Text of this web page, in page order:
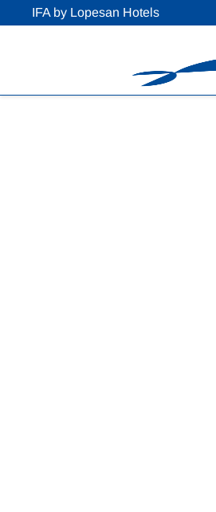
IFA by Lopesan Hotels